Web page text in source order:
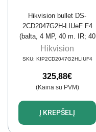
Hikvision bullet DS-
2CD2047G2H-LIUeF F4
(balta, 4 MP, 40 m. IR; 40
m. LED, Hybrid Light)
Hikvision
SKU: KIP2CD2047G2HLIUF4
325,88€
(Kaina su PVM)
Į KREPŠELĮ